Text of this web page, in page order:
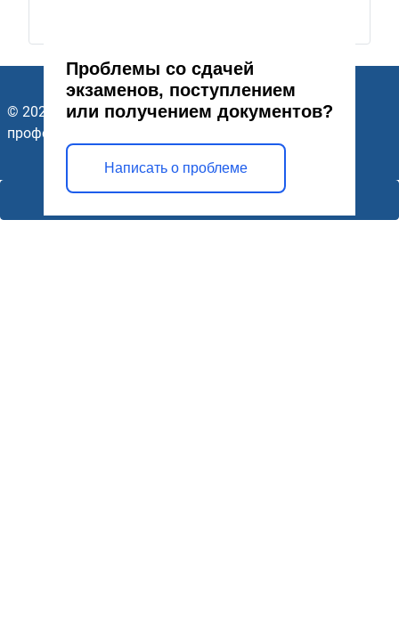
Проблемы со сдачей
экзаменов, поступлением
или получением документов?
Написать о проблеме
© 2026 ГАПОУ Стерлитамакский многопрофильный
профессиональный колледж. Все права защищены.